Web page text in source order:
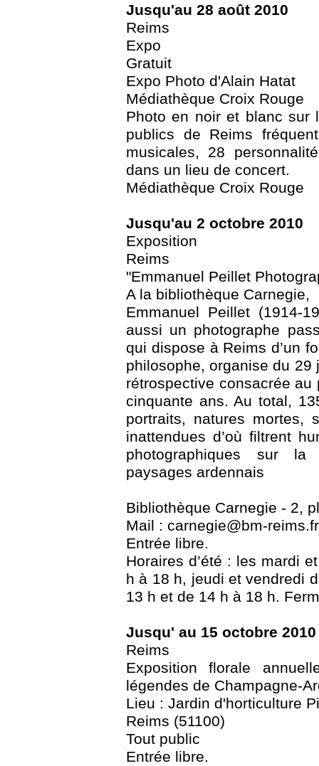
Jusqu'au 28 août 2010
Reims
Expo
Gratuit
Expo Photo d'Alain Hatat
Médiathèque Croix Rouge
Photo en noir et blanc sur
publics de Reims
musicales, 28
dans un lieu de concert.
Médiathèque Croix Rouge
Jusqu'au 2 octobre 2010
Exposition
Reims
"Emmanuel Peillet
A la bibliothèque Carnegie,
Emmanuel Peillet (1914-
aussi un photographe
qui dispose à Reims d’un
philosophe, organise du
rétrospective consacrée
cinquante ans. Au total,
portraits, natures mortes,
inattendues d’où filtrent
photographiques sur la
paysages ardennais
Bibliothèque Carnegie - 2,
Mail : carnegie@bm-
Entrée libre.
Horaires d’été : les mardi
h à 18 h, jeudi et vendredi
13 h et de 14 h à 18 h.
Jusqu' au 15 octobre 2010
Reims
Exposition florale
légendes de Champagne-
Lieu : Jardin d'horticulture
Reims (51100)
Tout public
Entrée libre.